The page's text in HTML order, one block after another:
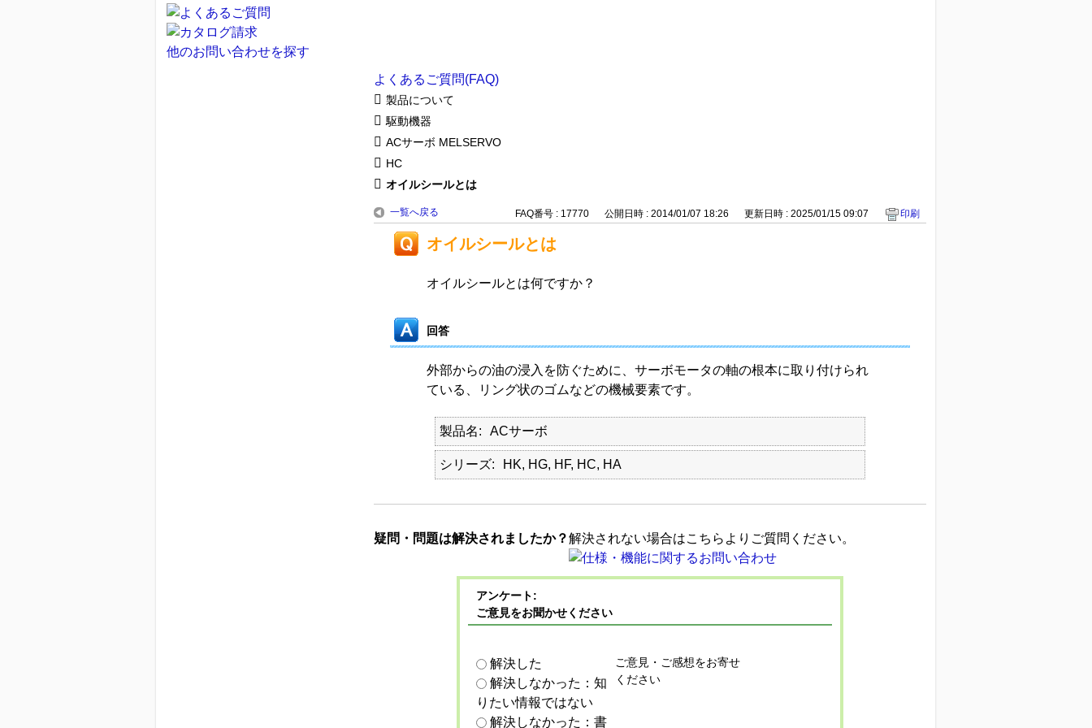
他のお問い合わせを探す
よくあるご質問(FAQ)
製品について
駆動機器
ACサーボ MELSERVO
HC
オイルシールとは
一覧へ戻る FAQ番号 : 17770 公開日時 : 2014/01/07 18:26 更新日時 : 2025/01/15 09:07 印刷
オイルシールとは
オイルシールとは何ですか？
回答
外部からの油の浸入を防ぐために、サーボモータの軸の根本に取り付けられ
ている、リング状のゴムなどの機械要素です。
製品名 ACサーボ
シリーズ HK, HG, HF, HC, HA
疑問・問題は解決されましたか？解決されない場合はこちらよりご質問ください。
アンケート:
ご意見をお聞かせください
解決した
解決しなかった：知
りたい情報ではない
解決しなかった：書
ご意見・ご感想をお寄せ
ください